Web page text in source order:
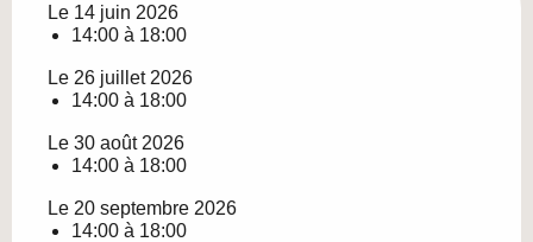
Le 14 juin 2026
14:00 à 18:00
Le 26 juillet 2026
14:00 à 18:00
Le 30 août 2026
14:00 à 18:00
Le 20 septembre 2026
14:00 à 18:00